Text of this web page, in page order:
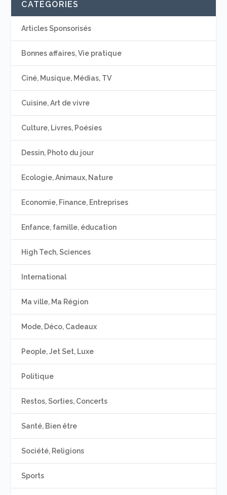
CATÉGORIES
Articles Sponsorisés
Bonnes affaires, Vie pratique
Ciné, Musique, Médias, TV
Cuisine, Art de vivre
Culture, Livres, Poésies
Dessin, Photo du jour
Ecologie, Animaux, Nature
Economie, Finance, Entreprises
Enfance, famille, éducation
High Tech, Sciences
International
Ma ville, Ma Région
Mode, Déco, Cadeaux
People, Jet Set, Luxe
Politique
Restos, Sorties, Concerts
Santé, Bien être
Société, Religions
Sports